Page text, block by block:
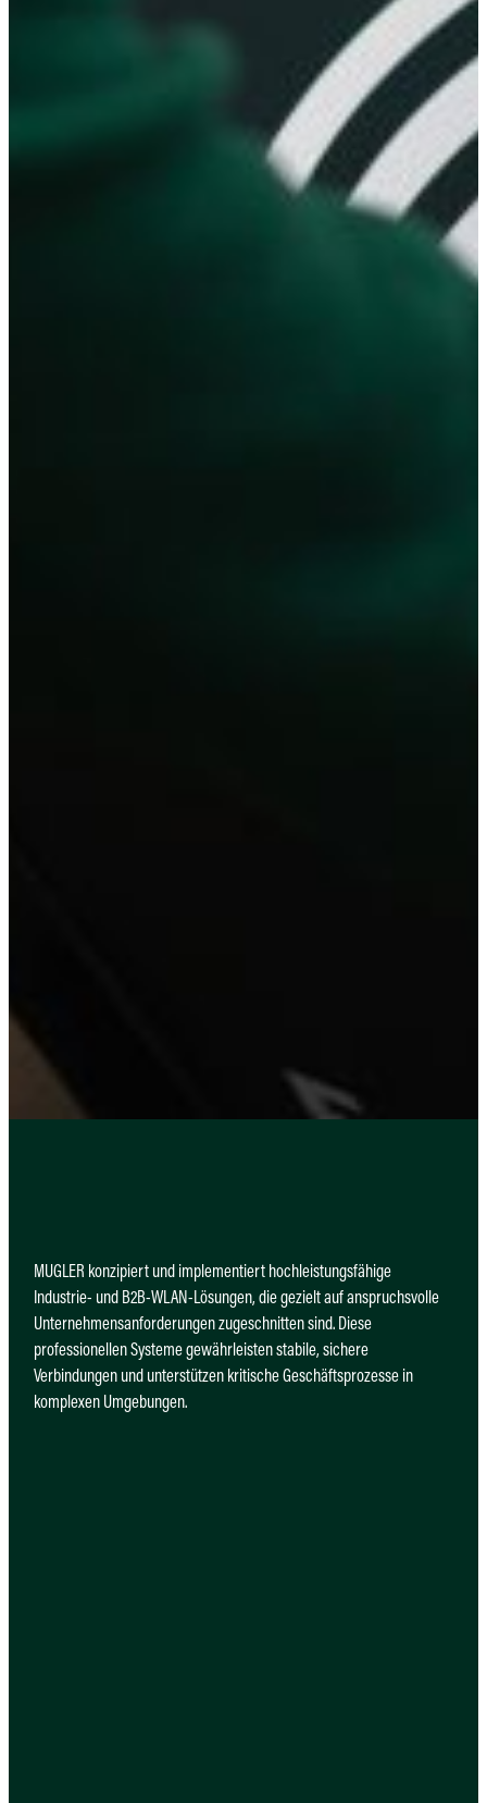
MUGLER konzipiert und implementiert hochleistungsfähige
Industrie- und B2B-WLAN-Lösungen, die gezielt auf anspruchsvolle
Unternehmensanforderungen zugeschnitten sind. Diese
professionellen Systeme gewährleisten stabile, sichere
Verbindungen und unterstützen kritische Geschäftsprozesse in
komplexen Umgebungen.